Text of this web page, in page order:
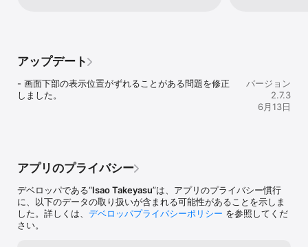
- 人気のインスタンスから選択
■投稿
■インスタンスの切り替え
- 画面を横スワイプ
- スワイプで特定のタイムラインを次々に見たい場合は設定画
例えば、全インスタンスにどんどんTootしたり。
■インスタンスの並び替え
- 設定画面でドラッグ＆ドロップ
■置きっぱなしモード
アップデート
- 画面下部の表示位置がずれることがある問題を修正
しました。
バージョン
2.7.3
6月13日
アプリのプライバシー
デベロッパである“Isao Takeyasu”は、アプリのプライバシー慣行
に、以下のデータの取り扱いが含まれる可能性があることを示しま
した。詳しくは、 デベロッパプライバシーポリシー を参照してくだ
さい。